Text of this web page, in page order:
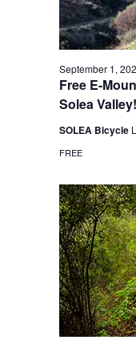
Free E-
Solea
September 1,
SOLEA Bicycle
FREE